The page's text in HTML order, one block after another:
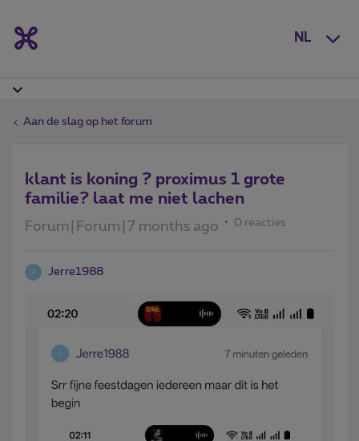
NL
Aan de slag op het forum
klant is koning ? proximus 1 grote
familie? laat me niet lachen
Forum|Forum|7 months ago 0 reacties
J Jerre1988